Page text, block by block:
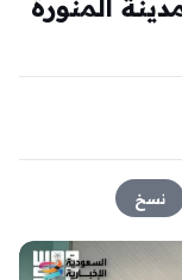
المنورة
نسخ